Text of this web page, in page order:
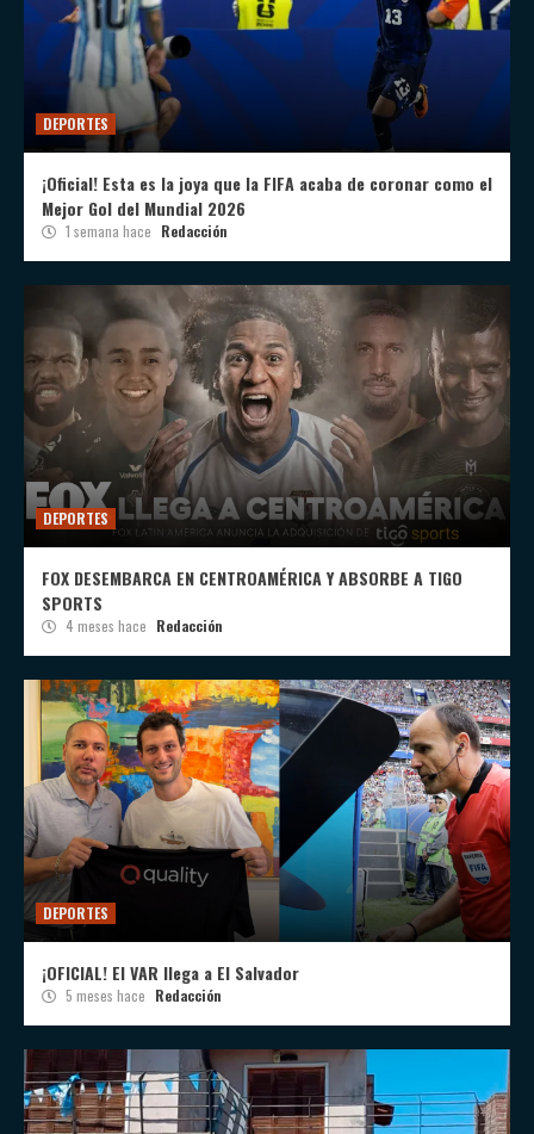
DEPORTES
¡Oficial! Esta es la joya que la FIFA acaba de coronar como el
Mejor Gol del Mundial 2026
1 semana hace Redacción
DEPORTES
FOX DESEMBARCA EN CENTROAMÉRICA Y ABSORBE A TIGO
SPORTS
4 meses hace Redacción
DEPORTES
¡OFICIAL! El VAR llega a El Salvador
5 meses hace Redacción